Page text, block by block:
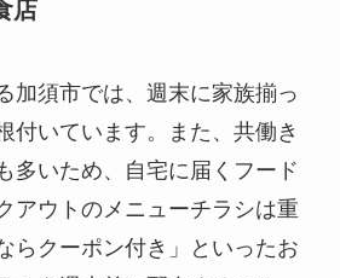
店
加須市では、週末に家族揃っ
付いています。また、共働き
多いため、自宅に届くフード
アウトのメニューチラシは重
らクーポン付き」といったお